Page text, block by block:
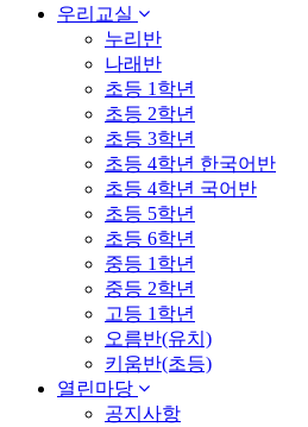
우리교실
누리반
나래반
초등 1학년
초등 2학년
초등 3학년
초등 4학년 한국어반
초등 4학년 국어반
초등 5학년
초등 6학년
중등 1학년
중등 2학년
고등 1학년
오름반(유치)
키움반(초등)
열린마당
공지사항